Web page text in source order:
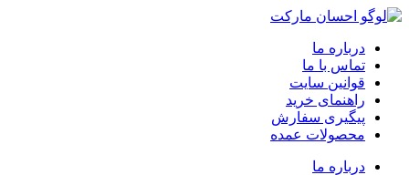
درباره ما
تماس با ما
قوانین سایت
راهنمای خرید
پیگیری سفارش
محصولات عمده
درباره ما